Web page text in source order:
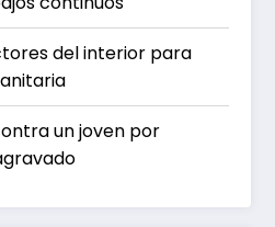
del interior para
un joven por